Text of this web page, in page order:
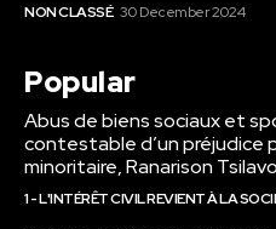
NON CLASSÉ 30 December 2024
Popular
Abus de biens sociaux et
contestable d’un préjudice
minoritaire, Ranarison
1 - L'INTÉRÊT CIVIL REVIENT À LA